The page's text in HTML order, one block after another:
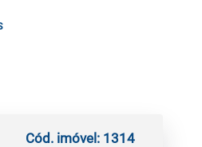
Cód. imóvel: 1314